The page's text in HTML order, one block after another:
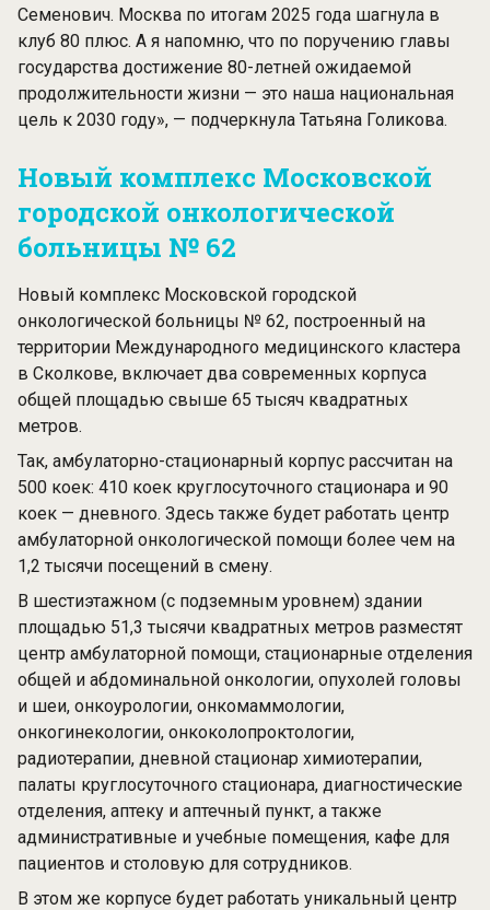
Семенович. Москва по итогам 2025 года шагнула в
клуб 80 плюс. А я напомню, что по поручению главы
государства достижение 80-летней ожидаемой
продолжительности жизни — это наша национальная
цель к 2030 году», — подчеркнула Татьяна Голикова.
Новый комплекс Московской
городской онкологической
больницы № 62
Новый комплекс Московской городской
онкологической больницы № 62, построенный на
территории Международного медицинского кластера
в Сколкове, включает два современных корпуса
общей площадью свыше 65 тысяч квадратных
метров.
Так, амбулаторно-стационарный корпус рассчитан на
500 коек: 410 коек круглосуточного стационара и 90
коек — дневного. Здесь также будет работать центр
амбулаторной онкологической помощи более чем на
1,2 тысячи посещений в смену.
В шестиэтажном (с подземным уровнем) здании
площадью 51,3 тысячи квадратных метров разместят
центр амбулаторной помощи, стационарные отделения
общей и абдоминальной онкологии, опухолей головы
и шеи, онкоурологии, онкомаммологии,
онкогинекологии, онкоколопроктологии,
радиотерапии, дневной стационар химиотерапии,
палаты круглосуточного стационара, диагностические
отделения, аптеку и аптечный пункт, а также
административные и учебные помещения, кафе для
пациентов и столовую для сотрудников.
В этом же корпусе будет работать уникальный центр